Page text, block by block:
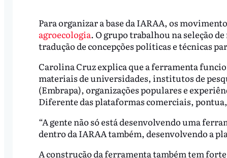
Para organizar a base da IARAA, os
agroecologia. O grupo trabalhou na seleção
tradução de concepções políticas e técnicas
Carolina Cruz explica que a ferramenta
materiais de universidades, institutos de
(Embrapa), organizações populares e
Diferente das plataformas comerciais,
“A gente não só está desenvolvendo uma
dentro da IARAA também, desenvolvendo a
A construção da ferramenta também tem